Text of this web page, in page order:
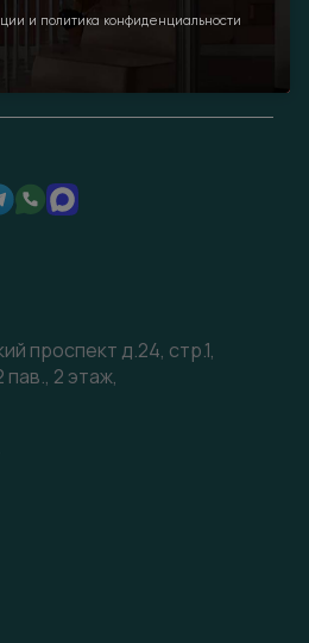
проспект д.24, стр.1,
2 этаж,